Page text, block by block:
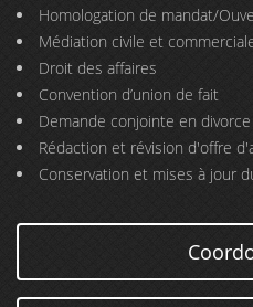
Homologation de mandat/
Médiation civile et
Droit des affaires
Convention d’union de fait
Demande conjointe en
Rédaction et révision d'offre
Conservation et mises à jour